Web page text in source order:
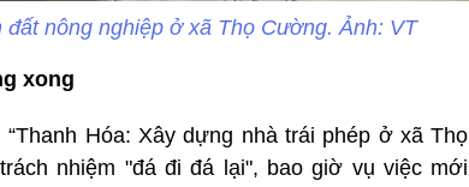
nông nghiệp ở xã Thọ Cường. Ảnh: VT
xong
Hóa: Xây dựng nhà trái phép ở xã Thọ
nhiệm "đá đi đá lại", bao giờ vụ việc mới